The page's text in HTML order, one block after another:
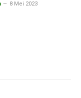
8 Mei 2023